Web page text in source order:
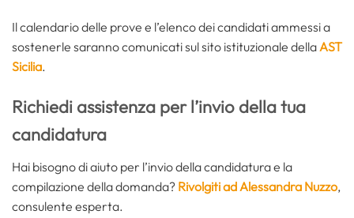
Il calendario delle prove e l’elenco dei candidati ammessi a
sostenerle saranno comunicati sul sito istituzionale della AST
Sicilia.
Richiedi assistenza per l’invio della tua
candidatura
Hai bisogno di aiuto per l’invio della candidatura e la
compilazione della domanda? Rivolgiti ad Alessandra Nuzzo,
consulente esperta.